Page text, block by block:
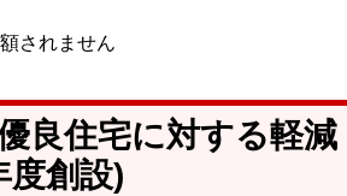
されません
良住宅に対する軽減
度創設)